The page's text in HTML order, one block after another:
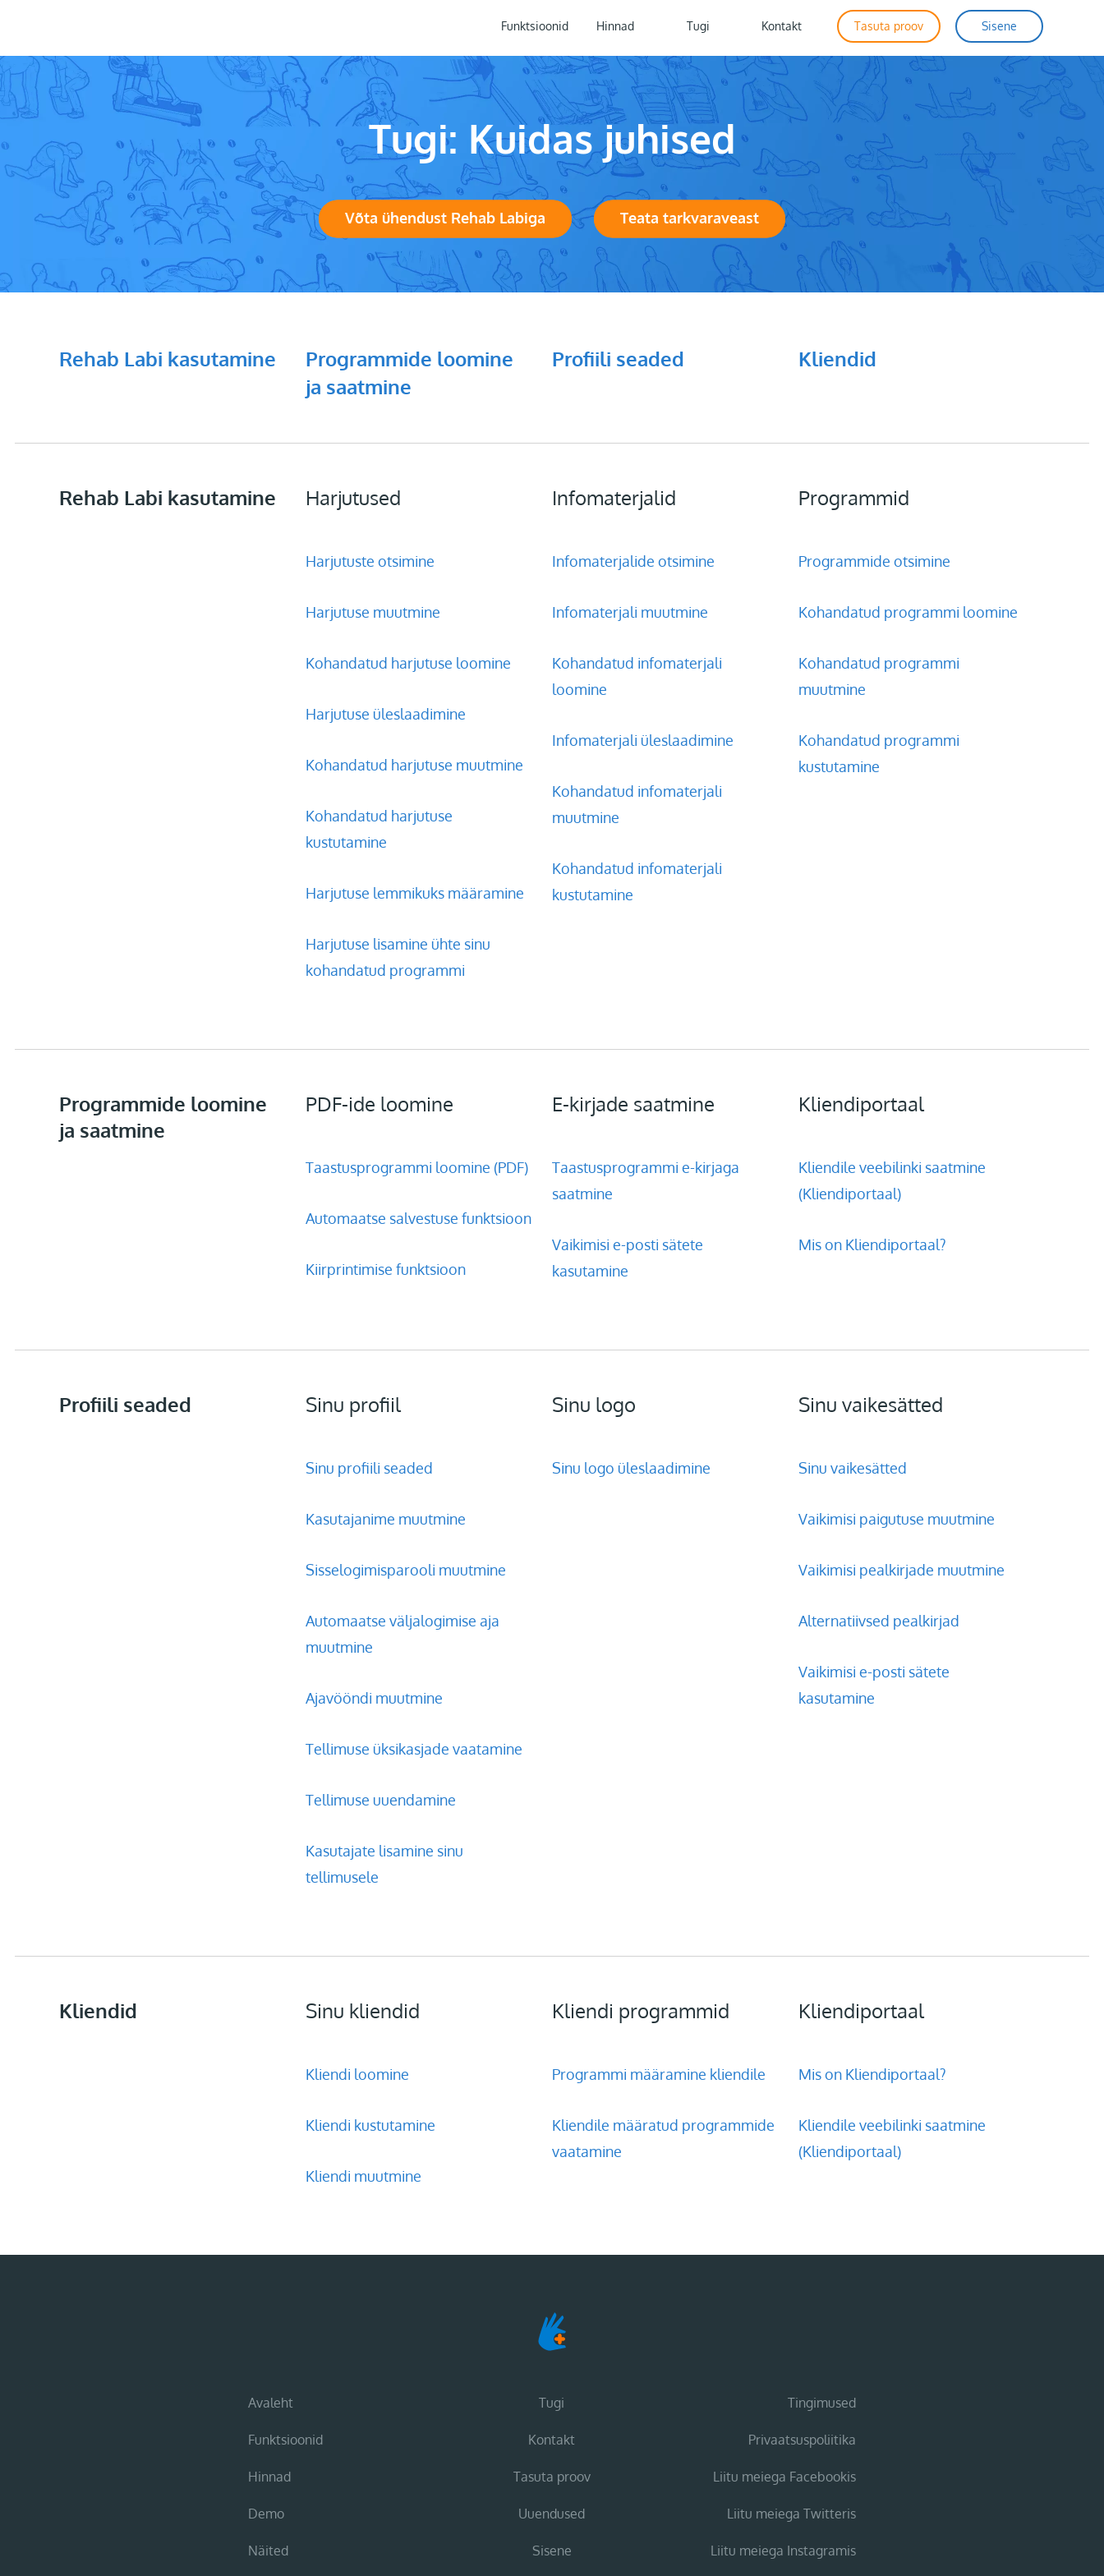
Funktsioonid Hinnad Tugi Kontakt Tasuta proov Sisene
Tugi: Kuidas juhised
Võta ühendust Rehab Labiga Teata tarkvaraveast
Rehab Labi kasutamine
Programmide loomine
ja saatmine
Profiili seaded Kliendid
Rehab Labi kasutamine Harjutused
Harjutuste otsimine
Harjutuse muutmine
Kohandatud harjutuse loomine
Harjutuse üleslaadimine
Kohandatud harjutuse muutmine
Kohandatud harjutuse
kustutamine
Harjutuse lemmikuks määramine
Harjutuse lisamine ühte sinu
kohandatud programmi
Infomaterjalid
Infomaterjalide otsimine
Infomaterjali muutmine
Kohandatud infomaterjali
loomine
Infomaterjali üleslaadimine
Kohandatud infomaterjali
muutmine
Kohandatud infomaterjali
kustutamine
Programmid
Programmide otsimine
Kohandatud programmi loomine
Kohandatud programmi
muutmine
Kohandatud programmi
kustutamine
Programmide loomine
ja saatmine
PDF-ide loomine
Taastusprogrammi loomine (PDF)
Automaatse salvestuse funktsioon
Kiirprintimise funktsioon
E-kirjade saatmine
Taastusprogrammi e-kirjaga
saatmine
Vaikimisi e-posti sätete
kasutamine
Kliendiportaal
Kliendile veebilinki saatmine
(Kliendiportaal)
Mis on Kliendiportaal?
Profiili seaded Sinu profiil
Sinu profiili seaded
Kasutajanime muutmine
Sisselogimisparooli muutmine
Automaatse väljalogimise aja
muutmine
Ajavööndi muutmine
Tellimuse üksikasjade vaatamine
Tellimuse uuendamine
Kasutajate lisamine sinu
tellimusele
Sinu logo
Sinu logo üleslaadimine
Sinu vaikesätted
Sinu vaikesätted
Vaikimisi paigutuse muutmine
Vaikimisi pealkirjade muutmine
Alternatiivsed pealkirjad
Vaikimisi e-posti sätete
kasutamine
Kliendid Sinu kliendid
Kliendi loomine
Kliendi kustutamine
Kliendi muutmine
Kliendi programmid
Programmi määramine kliendile
Kliendile määratud programmide
vaatamine
Kliendiportaal
Mis on Kliendiportaal?
Kliendile veebilinki saatmine
(Kliendiportaal)
Avaleht
Funktsioonid
Hinnad
Demo
Näited
Tugi
Kontakt
Tasuta proov
Uuendused
Sisene
Tingimused
Privaatsuspoliitika
Liitu meiega Facebookis
Liitu meiega Twitteris
Liitu meiega Instagramis